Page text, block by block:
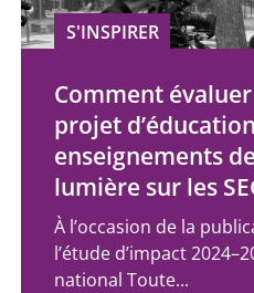
S'INSPIRER
Comment
projet
enseignements
lumière sur les
À l’occasion de la
l’étude d’impact
national Toute...